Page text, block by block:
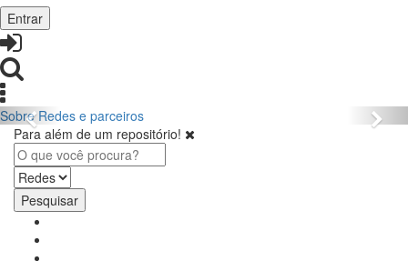
Entrar
Sobre Redes e parceiros
Para além de um repositório!
Pesquisar